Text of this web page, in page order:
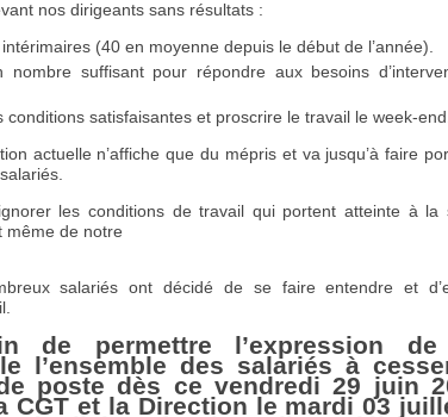
nos dirigeants sans résultats :
(40 en moyenne depuis le début de l’année).
suffisant pour répondre aux besoins
satisfaisantes et proscrire le travail le week-
actuelle n’affiche que du mépris et va jusqu’à faire
les conditions de travail qui portent atteinte à la
même de notre
salariés ont décidé de se faire entendre et
de permettre l’expression
l’ensemble des salariés à
poste dès ce vendredi 29 juin
CGT et la Direction le mardi 03